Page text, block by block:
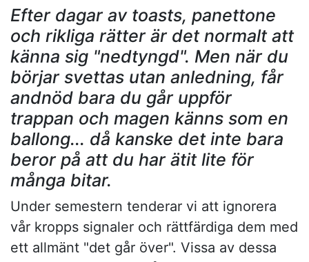
Efter dagar av toasts, panettone
och rikliga rätter är det normalt att
känna sig "nedtyngd". Men när du
börjar svettas utan anledning, får
andnöd bara du går uppför
trappan och magen känns som en
ballong... då kanske det inte bara
beror på att du har ätit lite för
många bitar.
Under semestern tenderar vi att ignorera
vår kropps signaler och rättfärdiga dem med
ett allmänt "det går över". Vissa av dessa